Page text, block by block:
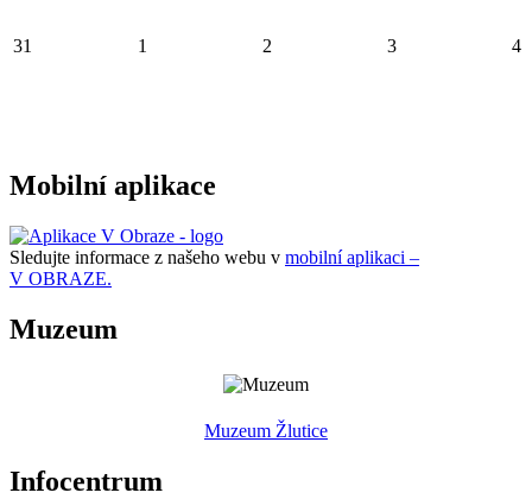
31 1 2 3 4
Mobilní aplikace
Sledujte informace z našeho webu v mobilní aplikaci –
V OBRAZE.
Muzeum
Muzeum Žlutice
Infocentrum